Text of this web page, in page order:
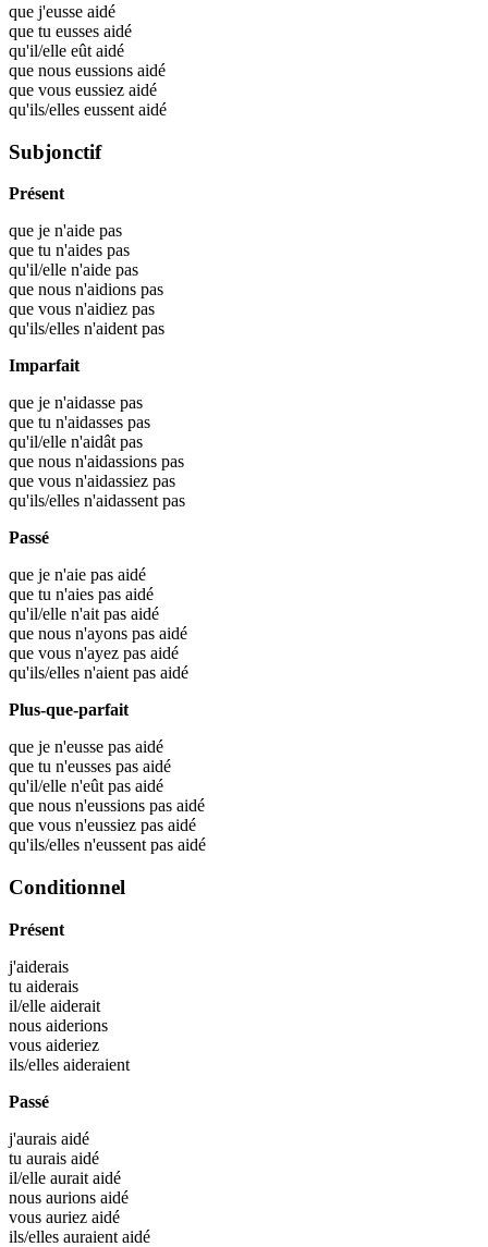
que j'eusse aidé
que tu eusses aidé
qu'il/elle eût aidé
que nous eussions aidé
que vous eussiez aidé
qu'ils/elles eussent aidé
Subjonctif
Présent
que je n'aide pas
que tu n'aides pas
qu'il/elle n'aide pas
que nous n'aidions pas
que vous n'aidiez pas
qu'ils/elles n'aident pas
Imparfait
que je n'aidasse pas
que tu n'aidasses pas
qu'il/elle n'aidât pas
que nous n'aidassions pas
que vous n'aidassiez pas
qu'ils/elles n'aidassent pas
Passé
que je n'aie pas aidé
que tu n'aies pas aidé
qu'il/elle n'ait pas aidé
que nous n'ayons pas aidé
que vous n'ayez pas aidé
qu'ils/elles n'aient pas aidé
Plus-que-parfait
que je n'eusse pas aidé
que tu n'eusses pas aidé
qu'il/elle n'eût pas aidé
que nous n'eussions pas aidé
que vous n'eussiez pas aidé
qu'ils/elles n'eussent pas aidé
Conditionnel
Présent
j'aiderais
tu aiderais
il/elle aiderait
nous aiderions
vous aideriez
ils/elles aideraient
Passé
j'aurais aidé
tu aurais aidé
il/elle aurait aidé
nous aurions aidé
vous auriez aidé
ils/elles auraient aidé